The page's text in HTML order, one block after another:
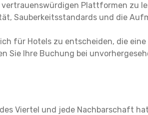
Plattformen zu
Sauberkeitsstandards und die
für Hotels zu entscheiden, die
Sie Ihre Buchung bei
Viertel und jede Nachbarschaft